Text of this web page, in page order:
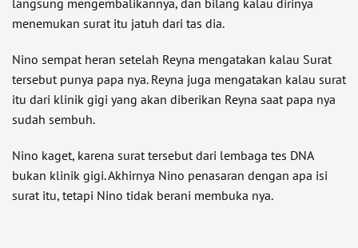
langsung mengembalikannya, dan bilang kalau dirinya
menemukan surat itu jatuh dari tas dia.
Nino sempat heran setelah Reyna mengatakan kalau Surat
tersebut punya papa nya. Reyna juga mengatakan kalau surat
itu dari klinik gigi yang akan diberikan Reyna saat papa nya
sudah sembuh.
Nino kaget, karena surat tersebut dari lembaga tes DNA
bukan klinik gigi. Akhirnya Nino penasaran dengan apa isi
surat itu, tetapi Nino tidak berani membuka nya.